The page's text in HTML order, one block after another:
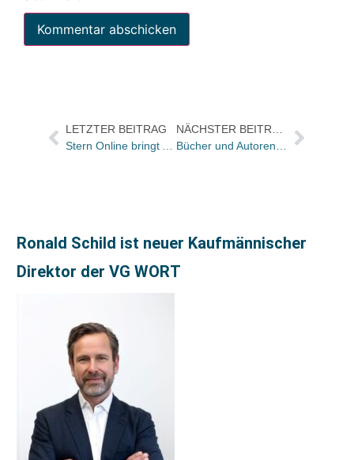
LETZTER BEITRAG
Ronald Schild ist neuer Kaufmännischer
Direktor der VG WORT